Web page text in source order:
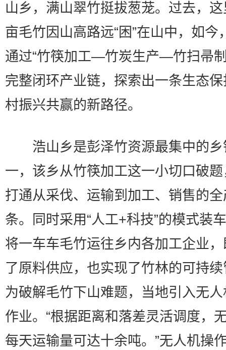
山乡，满山翠竹挺拔葱茏。过去，
亩毛竹因山高路远“困”在山中，如今
通过“竹筷加工—竹炭生产—竹扫帚
完整闭环产业链，探索出一条生态
村振兴共赢的新路径。
浩山乡是彭泽竹资源最集中的乡
一，该乡从竹筷加工这一小切口破
打通从采伐、运输到加工、销售的
条。同时采用“人工+科技”的模式装
将一车车毛竹运往乡内各加工企业
了原料供应，也实现了竹林的可持
为破解毛竹下山难题，当地引入无
作业。“根据距离和落差灵活调度，
每天运输量可达十余吨。”无人机操